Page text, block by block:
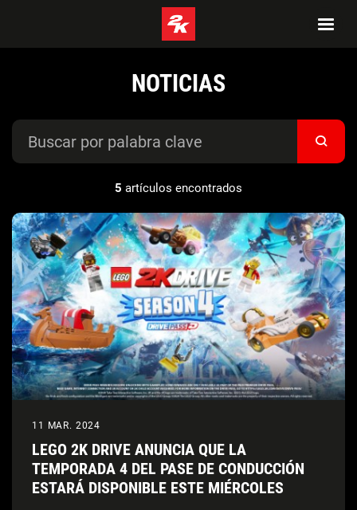
NOTICIAS
5 artículos encontrados
11 MAR. 2024
LEGO 2K DRIVE ANUNCIA QUE LA
TEMPORADA 4 DEL PASE DE CONDUCCIÓN
ESTARÁ DISPONIBLE ESTE MIÉRCOLES